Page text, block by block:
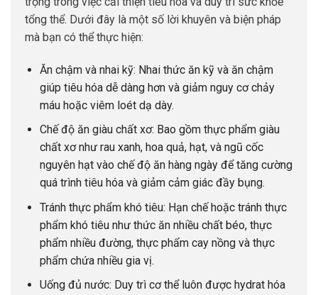
tổng thể. Dưới đây là một số lời khuyên và biện pháp
mà bạn có thể thực hiện:
Ăn chậm và nhai kỹ: Nhai thức ăn kỹ và ăn chậm
giúp tiêu hóa dễ dàng hơn và giảm nguy cơ chảy
máu hoặc viêm loét dạ dày.
Chế độ ăn giàu chất xơ: Bao gồm thực phẩm giàu
chất xơ như rau xanh, hoa quả, hạt, và ngũ cốc
nguyên hạt vào chế độ ăn hàng ngày để tăng cường
quá trình tiêu hóa và giảm cảm giác đầy bụng.
Tránh thực phẩm khó tiêu: Hạn chế hoặc tránh thực
phẩm khó tiêu như thức ăn nhiều chất béo, thực
phẩm nhiều đường, thực phẩm cay nồng và thực
phẩm chứa nhiều gia vị.
Uống đủ nước: Duy trì cơ thể luôn được hydrat hóa